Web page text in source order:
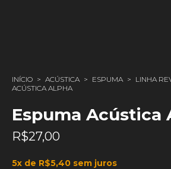
INÍCIO > ACÚSTICA > ESPUMA > LINHA
ACÚSTICA ALPHA
Espuma Acústica
R$27,00
5x de R$5,40 sem juros